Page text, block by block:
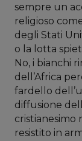
sempre un
religioso
degli Stati
o la lotta
No, i bianchi
dell’Africa
fardello
diffusione
cristianesimo
resistito in